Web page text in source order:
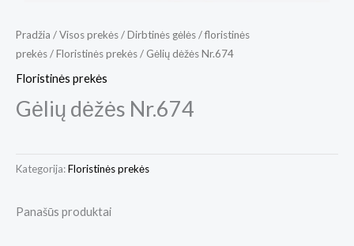
Pradžia /Visos prekės/Dirbtinės gėlės / floristinės
prekės/Floristinės prekės/ Gėlių dėžės Nr.674
Floristinės prekės
Gėlių dėžės Nr.674
Kategorija:Floristinės prekės
Panašūs produktai